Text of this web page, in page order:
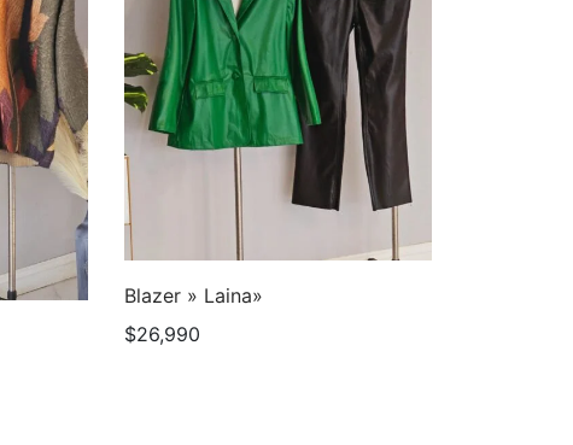
Blazer » Laina»
$26,990